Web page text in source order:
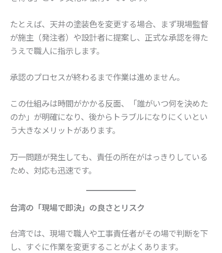
たとえば、天井の塗装色を変更する場合、まず現場監督
が施主（発注者）や設計者に提案し、正式な承認を得た
うえで職人に指示します。
承認のプロセスが終わるまで作業は進めません。
この仕組みは時間がかかる反面、「誰がいつ何を決めた
のか」が明確になり、後からトラブルになりにくいとい
う大きなメリットがあります。
万一問題が発生しても、責任の所在がはっきりしている
ため、対応も迅速です。
台湾の「現場で即決」の良さとリスク
台湾では、現場で職人や工事責任者がその場で判断を下
し、すぐに作業を変更することがよくあります。